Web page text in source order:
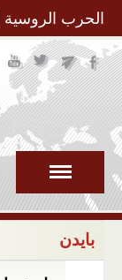
الحرب الروسية
بايدن